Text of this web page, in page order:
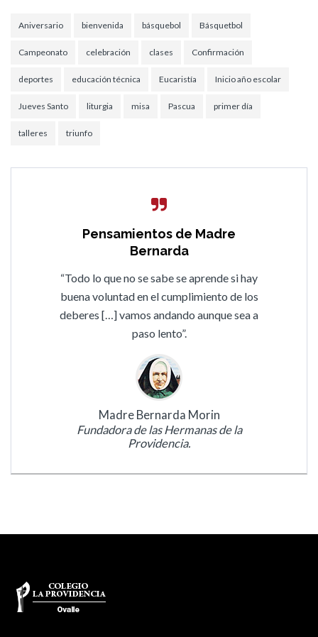
Aniversario bienvenida básquebol Básquetbol
Campeonato celebración clases Confirmación
deportes educación técnica Eucaristía Inicio año escolar
Jueves Santo liturgia misa Pascua primer día
talleres triunfo
Pensamientos de Madre
Bernarda
“Todo lo que no se sabe se aprende si hay
buena voluntad en el cumplimiento de los
deberes […] vamos andando aunque sea a
paso lento”.
Madre Bernarda Morin
Fundadora de las Hermanas de la
Providencia.